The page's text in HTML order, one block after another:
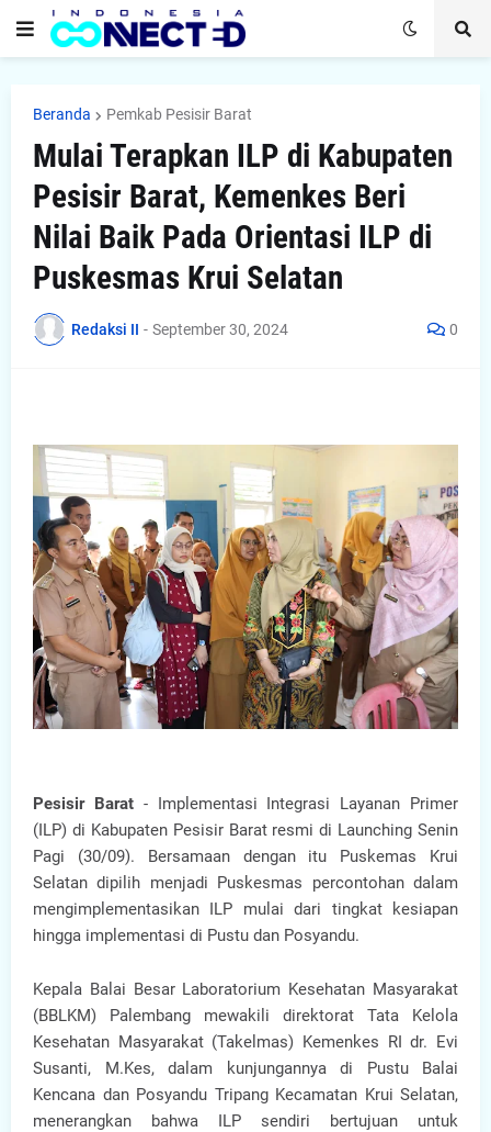
Beranda Pemkab Pesisir Barat
Mulai Terapkan ILP di Kabupaten
Pesisir Barat, Kemenkes Beri
Nilai Baik Pada Orientasi ILP di
Puskesmas Krui Selatan
Redaksi II - September 30, 2024 0
Pesisir Barat- Implementasi Integrasi Layanan Primer
(ILP) di Kabupaten Pesisir Barat resmi di Launching Senin
Pagi (30/09). Bersamaan dengan itu Puskemas Krui
Selatan dipilih menjadi Puskesmas percontohan dalam
mengimplementasikan ILP mulai dari tingkat kesiapan
hingga implementasi di Pustu dan Posyandu.
Kepala Balai Besar Laboratorium Kesehatan Masyarakat
(BBLKM) Palembang mewakili direktorat Tata Kelola
Kesehatan Masyarakat (Takelmas) Kemenkes RI dr. Evi
Susanti, M.Kes, dalam kunjungannya di Pustu Balai
Kencana dan Posyandu Tripang Kecamatan Krui Selatan,
menerangkan bahwa ILP sendiri bertujuan untuk